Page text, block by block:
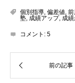
個別指導, 偏差値,
塾, 成績アップ, 成
コメント: 5